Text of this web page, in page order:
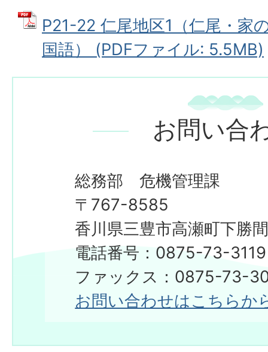
P21-22 仁尾地区1（仁尾・家
国語） (PDFファイル: 5.5MB)
お問い合
総務部 危機管理課
〒767-8585
香川県三豊市高瀬町下勝
電話番号：0875-73-3119
ファックス：0875-73-
お問い合わせはこちらか